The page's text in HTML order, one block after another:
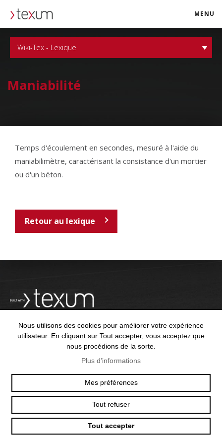
MENU
Wiki-Tex - Lexique
Maniabilité
Temps d'écoulement en secondes, mesuré à l'aide du
maniabilimètre, caractérisant la consistance d'un mortier
ou d'un béton.
Retour au lexique
OFFICE@TEXUM.SWISS
VY DES CHARETTES 7
CH - 1530 PAYERNE
© 2025 TEXUM SA. ALL RIGHTS RESERVED–POLITIQUE DE
Nous utilisons des cookies pour améliorer votre expérience
utilisateur. En cliquant sur Tout accepter, vous acceptez que
nous procédions de la sorte.
Plus d'informations
Mes préférences
Tout refuser
Tout accepter